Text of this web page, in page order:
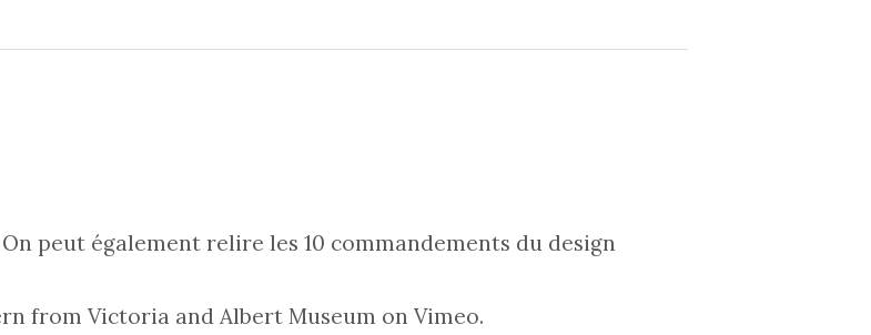
peut également relire les 10 commandements du design
from Victoria and Albert Museum on Vimeo.